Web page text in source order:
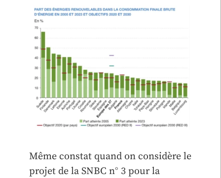
Même constat quand on considère le
projet de la SNBC n° 3 pour la